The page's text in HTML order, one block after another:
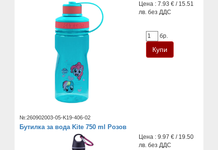
Цена : 7.93 € / 15.51
лв. без ДДС
бр.
№:260902003-05-K19-406-02
Бутилка за вода Kite 750 ml Розов
Цена : 9.97 € / 19.50
лв. без ДДС